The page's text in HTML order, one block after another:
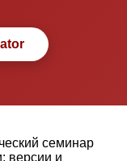
семинар
версии и